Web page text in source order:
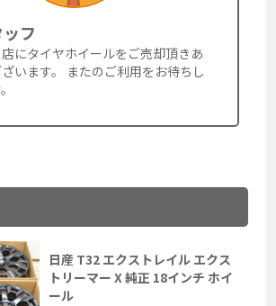
フ
にタイヤホイールをご売却頂きあ
います。 またのご利用をお待ちし
日産 T32 エクストレイル エクス
トリーマー X 純正 18インチ ホイ
ール